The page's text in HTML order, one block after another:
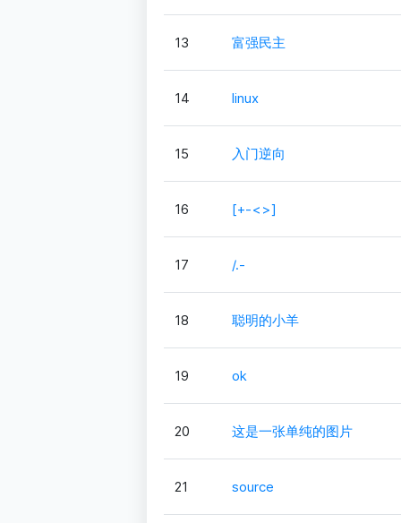
13 富强民主
14 linux
15 入门逆向
16 [+-<>]
17 /.-
18 聪明的小羊
19 ok
20 这是一张单纯的图片
21 source